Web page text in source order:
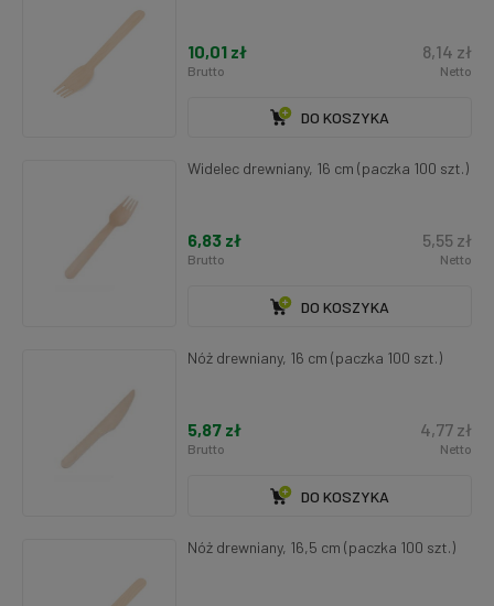
10,01 zł
Brutto
8,14 zł
Netto
DO KOSZYKA
Widelec drewniany, 16 cm (paczka 100 szt.)
6,83 zł
Brutto
5,55 zł
Netto
DO KOSZYKA
Nóż drewniany, 16 cm (paczka 100 szt.)
5,87 zł
Brutto
4,77 zł
Netto
DO KOSZYKA
Nóż drewniany, 16,5 cm (paczka 100 szt.)